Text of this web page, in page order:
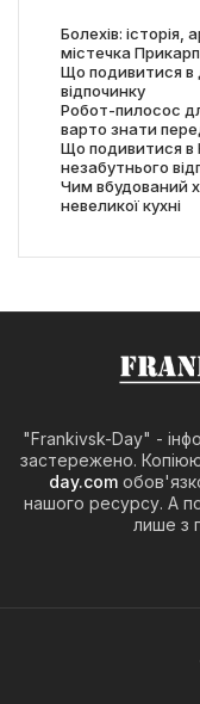
Болехів: історія,
містечка
Що подивитися в
відпочинку
Робот-пилосос
варто знати
Що подивитися в
незабутнього
Чим вбудований
невеликої кухні
"Frankivsk-Day" -
застережено.
day.com
нашого ресурсу. А
лише з